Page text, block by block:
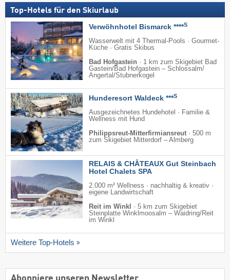
Top-Hotels für den Skiurlaub
Verwöhnhotel Bismarck ****S
Wasserwelt mit 4 Thermal-Pools · Gourmet-
Küche · Gratis Skibus
Bad Hofgastein · 1 km zum Skigebiet Bad
Gastein/​Bad Hofgastein – Schlossalm/​
Angertal/​Stubnerkogel
Hunderesort Waldeck ***S
Ausgezeichnetes Hundehotel · Familie &
Wellness mit Hund
Philippsreut-Mitterfirmiansreut · 500 m
zum Skigebiet Mitterdorf – Almberg
RELAIS & CHÂTEAUX Gut Steinbach
Hotel Chalets SPA
2.000 m² Wellness · nachhaltig & kreativ ·
eigene Landwirtschaft
Reit im Winkl
· 5 km zum Skigebiet
Steinplatte Winklmoosalm – Waidring/​Reit
im Winkl
Weitere Top-Hotels